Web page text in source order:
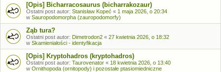
[Opis] Bicharracosaurus (bicharrakozaur)
Ostatni post autor: Stanisław Kopeć « 1 maja 2026, o 20:34
w Sauropodomorpha (zauropodomorfy)
Ząb tura?
Ostatni post autor: Dimetrodon2 « 27 kwietnia 2026, o 18:32
w Skamieniałości - identyfikacja
[Opis] Kryptohadros (kryptohadros)
Ostatni post autor: Taurovenator « 18 kwietnia 2026, o 13:40
w Ornithopoda (ornitopody) i pozostałe ptasiomiedniczne